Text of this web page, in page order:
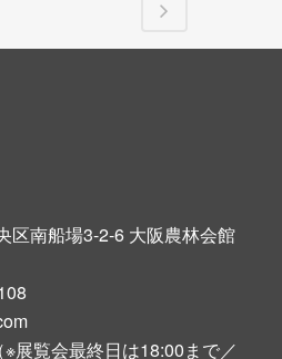
南船場3-2-6 大阪農林会館
展覧会最終日は18:00まで／